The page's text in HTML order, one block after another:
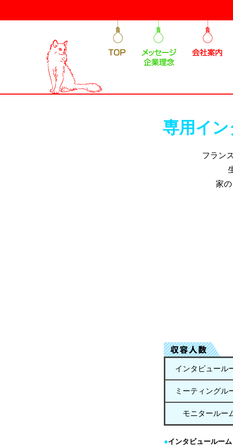
専用イン
フラン
家
インタビュール
ミーティングル
モニタールー
●インタビュールーム